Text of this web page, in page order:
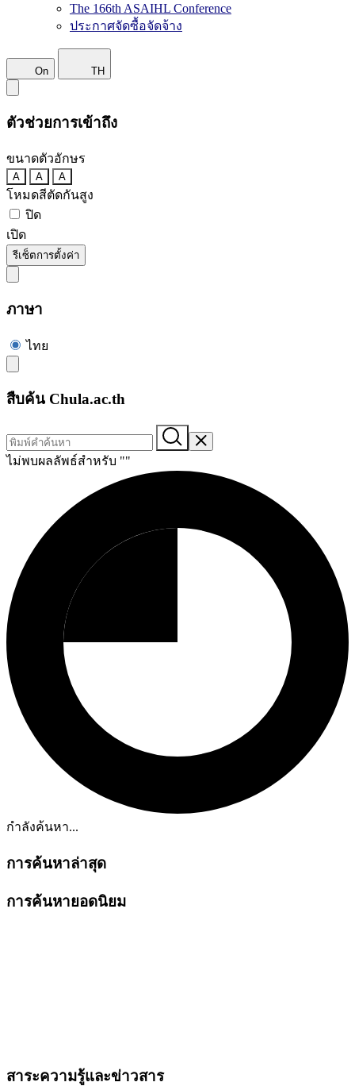
The 166th ASAIHL Conference
ประกาศจัดซื้อจัดจ้าง
On TH
ตัวช่วยการเข้าถึง
ขนาดตัวอักษร
A A A
โหมดสีตัดกันสูง
ปิด
เปิด
รีเซ็ตการตั้งค่า
ภาษา
ไทย
สืบค้น Chula.ac.th
ไม่พบผลลัพธ์สำหรับ ""
กำลังค้นหา...
การค้นหาล่าสุด
การค้นหายอดนิยม
สาระความรู้และข่าวสาร